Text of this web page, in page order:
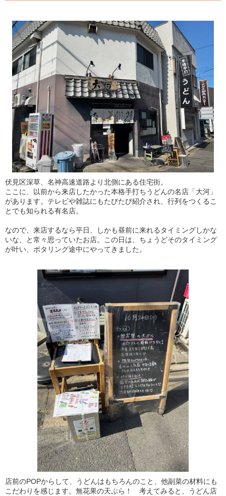
伏見区深草、名神高速道路より北側にある住宅街。
ここに、以前から来店したかった本格手打ちうどんの名店「大河」
があります。テレビや雑誌にもたびたび紹介され、行列をつくるこ
とでも知られる有名店。
なので、来店するなら平日、しかも昼前に来れるタイミングしかな
いな、と常々思っていたお店。この日は、ちょうどそのタイミング
が叶い、ポタリング途中にやってきました。
店前のPOPからして、うどんはもちろんのこと、他副菜の材料にも
こだわりを感じます。無花果の天ぷら！ 考えてみると、うどん店